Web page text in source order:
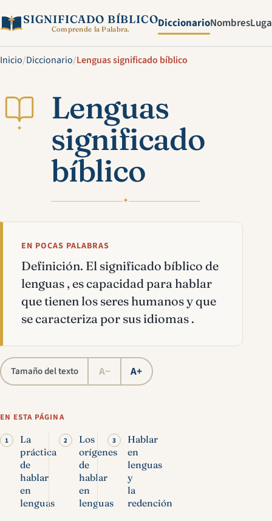
SIGNIFICADO BÍBLICO
Comprende la Palabra. DiccionarioNombres
Inicio/Diccionario/Lenguas significado bíblico
✦
Lenguas
significado
bíblico
✦
EN POCAS PALABRAS
Definición. El significado bíblico de
lenguas , es capacidad para hablar
que tienen los seres humanos y que
se caracteriza por sus idiomas .
Tamaño del texto A− A+
EN ESTA PÁGINA
La
práctica
de
hablar
en
lenguas
Los
orígenes
de
hablar
en
lenguas
Hablar
en
lenguas
y
la
redención